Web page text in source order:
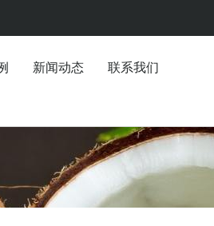
新闻动态 联系我们